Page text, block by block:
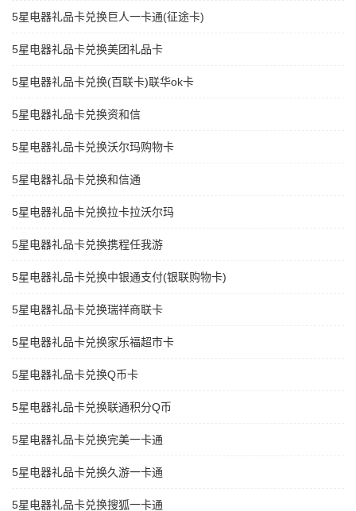
5星电器礼品卡兑换巨人一卡通(征途卡)
5星电器礼品卡兑换美团礼品卡
5星电器礼品卡兑换(百联卡)联华ok卡
5星电器礼品卡兑换资和信
5星电器礼品卡兑换沃尔玛购物卡
5星电器礼品卡兑换和信通
5星电器礼品卡兑换拉卡拉沃尔玛
5星电器礼品卡兑换携程任我游
5星电器礼品卡兑换中银通支付(银联购物卡)
5星电器礼品卡兑换瑞祥商联卡
5星电器礼品卡兑换家乐福超市卡
5星电器礼品卡兑换Q币卡
5星电器礼品卡兑换联通积分Q币
5星电器礼品卡兑换完美一卡通
5星电器礼品卡兑换久游一卡通
5星电器礼品卡兑换搜狐一卡通